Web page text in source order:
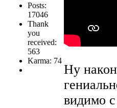
Posts:
17046
Thank
you
received:
563
Karma: 74
Ну
видимо